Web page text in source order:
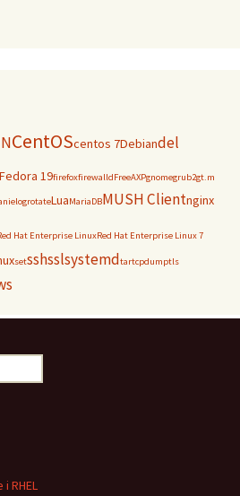
CentOScentos 7Debiandel
Fedora 19firefoxfirewalldFreeAXPgnomegrub2gt.m
logrotateLuaMariaDBMUSH Clientnginx
Hat Enterprise LinuxRed Hat Enterprise Linux 7
setsshsslsystemdtartcpdumptls
RHEL